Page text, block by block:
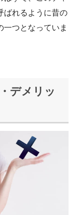
ばれるように昔の
つとなっていま
デメリッ